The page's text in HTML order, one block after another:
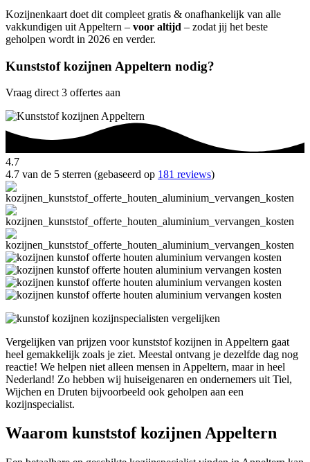
Kozijnenkaart doet dit compleet gratis & onafhankelijk van alle
vakkundigen uit Appeltern – voor altijd – zodat jij het beste
geholpen wordt in 2026 en verder.
Kunststof kozijnen Appeltern nodig?
Vraag direct 3 offertes aan
4.7
4.7 van de 5 sterren (gebaseerd op 181 reviews)
Vergelijken van prijzen voor kunststof kozijnen in Appeltern gaat
heel gemakkelijk zoals je ziet. Meestal ontvang je dezelfde dag nog
reactie! We helpen niet alleen mensen in Appeltern, maar in heel
Nederland! Zo hebben wij huiseigenaren en ondernemers uit Tiel,
Wijchen en Druten bijvoorbeeld ook geholpen aan een
kozijnspecialist.
Waarom kunststof kozijnen Appeltern